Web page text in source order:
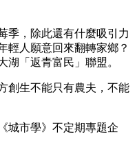
季，除此還有什麼吸引力
輕人願意回來翻轉家鄉？
湖「返青富民」聯盟。
創生不能只有農夫，不能
城市學》不定期專題企